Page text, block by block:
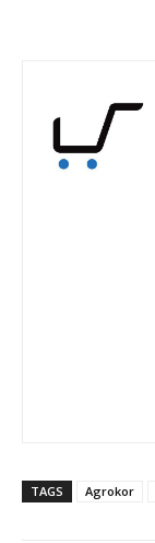
TAGS Agrokor